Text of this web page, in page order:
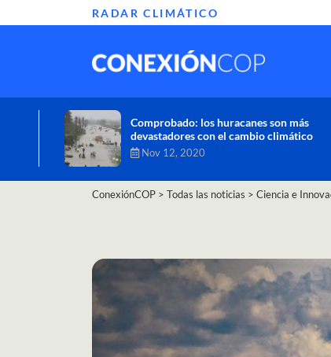
RADAR CLIMÁTICO
Informe de la ONU alerta sobre graves
efectos del cambio climático en África
Oct 26, 2020
ConexiónCOP > Todas las noticias > Ciencia e